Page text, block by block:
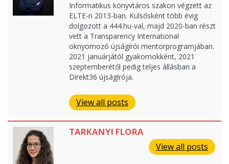
Informatikus könyvtáros szakon végzett az
ELTE-n 2013-ban. Külsősként több évig
dolgozott a 444.hu-val, majd 2020-ban részt
vett a Transparency International
oknyomozó újságírói mentorprogramjában.
2021 januárjától gyakornokként, 2021
szeptemberétől pedig teljes állásban a
Direkt36 újságírója.
View all posts
TARKANYI FLORA
View all posts